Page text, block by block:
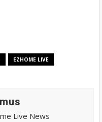
EZHOME LIVE
Live News